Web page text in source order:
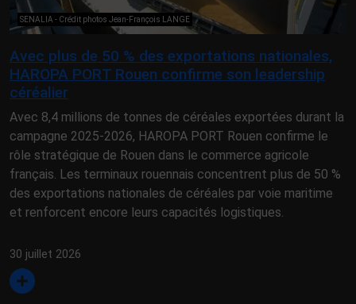
SENALIA - Crédit photos Jean-François LANGE
Avec plus de 50 % des exportations nationales,
HAROPA PORT Rouen confirme son leadership
céréalier
Avec 8,4 millions de tonnes de céréales exportées durant la
campagne 2025-2026, HAROPA PORT Rouen confirme le
rôle stratégique de Rouen dans le commerce agricole
français. Les terminaux rouennais concentrent plus de 50 %
des exportations nationales de céréales par voie maritime
et renforcent encore leurs capacités logistiques.
30 juillet 2026